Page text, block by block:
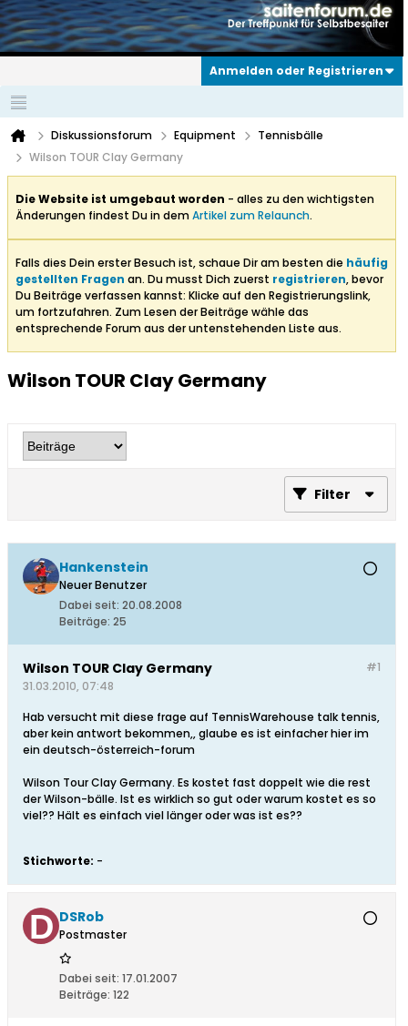
Anmelden oder Registrieren
Diskussionsforum Equipment
Tennisbälle
Wilson TOUR Clay Germany
Die Website ist umgebaut worden - alles zu den wichtigsten
Änderungen findest Du in demArtikel zum Relaunch.
Falls dies Dein erster Besuch ist, schaue Dir am besten die häufig
gestellten Fragen an. Du musst Dich zuerst registrieren, bevor
Du Beiträge verfassen kannst: Klicke auf den Registrierungslink,
um fortzufahren. Zum Lesen der Beiträge wähle das
entsprechende Forum aus der untenstehenden Liste aus.
Wilson TOUR Clay Germany
Filter
Hankenstein
Neuer Benutzer
Dabei seit: 20.08.2008
Beiträge: 25
#1
Wilson TOUR Clay Germany
31.03.2010, 07:48
Hab versucht mit diese frage auf TennisWarehouse talk tennis,
aber kein antwort bekommen,, glaube es ist einfacher hier im
ein deutsch-österreich-forum
Wilson Tour Clay Germany. Es kostet fast doppelt wie die rest
der Wilson-bälle. Ist es wirklich so gut oder warum kostet es so
viel?? Hält es einfach viel länger oder was ist es??
Stichworte: -
DSRob
Postmaster
Dabei seit: 17.01.2007
Beiträge: 122